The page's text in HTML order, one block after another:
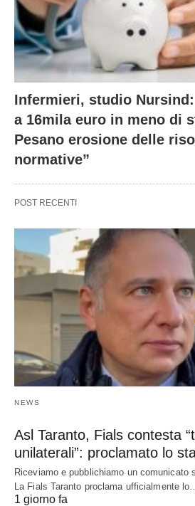
Infermieri, studio
a 16mila euro in meno di
Pesano erosione delle
normative”
POST RECENTI
NEWS
Asl Taranto, Fials contesta
unilaterali”: proclamato lo
Riceviamo e pubblichiamo un comunicato
La Fials Taranto proclama ufficialmente
1 giorno fa